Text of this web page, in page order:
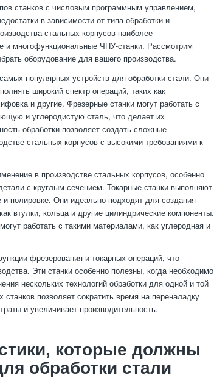
станков с числовым программным управлением,
в зависимости от типа обработки и
стальных корпусов наиболее
и многофункциональные ЧПУ-станки. Рассмотрим
оборудование для вашего производства.
популярных устройств для обработки стали. Они
широкий спектр операций, таких как
и другие. Фрезерные станки могут работать с
и углеродистую сталь, что делает их
обработки позволяет создать сложные
стальных корпусов с высокими требованиями к
в производстве стальных корпусов, особенно
с круглым сечением. Токарные станки выполняют
полировке. Они идеально подходят для создания
втулки, кольца и другие цилиндрические компоненты.
работать с такими материалами, как углеродная и
фрезерования и токарных операций, что
Эти станки особенно полезны, когда необходимо
нескольких технологий обработки для одной и той
позволяет сократить время на переналадку
и увеличивает производительность.
которые должны
обработки стали